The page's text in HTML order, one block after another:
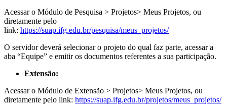
Acessar o Módulo de Pesquisa > Projetos> Meus Projetos, ou
diretamente pelo
link: https://suap.ifg.edu.br/pesquisa/meus_projetos/
O servidor deverá selecionar o projeto do qual faz parte, acessar a
aba “Equipe” e emitir os documentos referentes a sua participação.
Extensão:
Acessar o Módulo de Extensão > Projetos> Meus Projetos, ou
diretamente pelo link: https://suap.ifg.edu.br/projetos/meus_projetos/